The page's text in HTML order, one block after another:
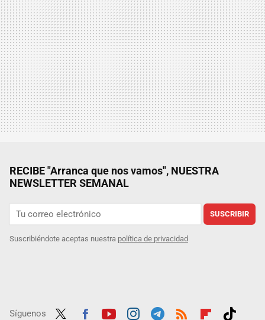
RECIBE "Arranca que nos vamos", NUESTRA
NEWSLETTER SEMANAL
SUSCRIBIR
Suscribiéndote aceptas nuestra política de privacidad
Síguenos